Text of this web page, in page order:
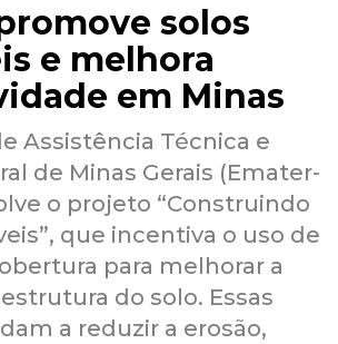
solos
e melhora
em Minas
Assistência Técnica e
de Minas Gerais (Emater-
o projeto “Construindo
que incentiva o uso de
para melhorar a
do solo. Essas
a reduzir a erosão,